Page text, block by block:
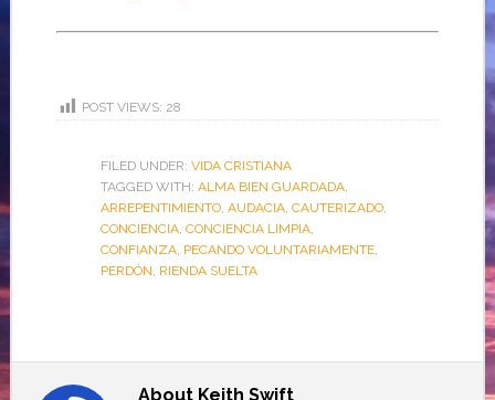
POST VIEWS: 28
FILED UNDER: VIDA CRISTIANA
TAGGED WITH: ALMA BIEN GUARDADA,
ARREPENTIMIENTO, AUDACIA, CAUTERIZADO,
CONCIENCIA, CONCIENCIA LIMPIA,
CONFIANZA, PECANDO VOLUNTARIAMENTE,
PERDÓN, RIENDA SUELTA
About Keith Swift